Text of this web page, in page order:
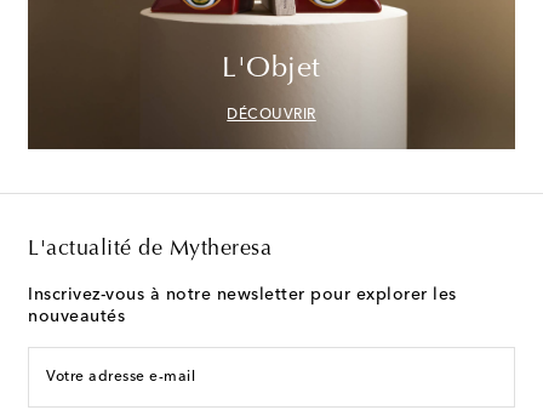
L'Objet
DÉCOUVRIR
L'actualité de Mytheresa
Inscrivez-vous à notre newsletter pour explorer les
nouveautés
Votre adresse e-mail